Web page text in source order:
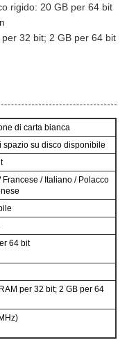
rigido: 20 GB per 64 bit
32 bit; 2 GB per 64 bit
di carta bianca
spazio su disco disponibile
Francese / Italiano / Polacco
64 bit
per 32 bit; 2 GB per 64